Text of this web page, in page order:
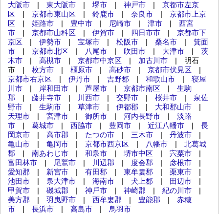
大阪市 | 東大阪市 | 堺市 | 神戸市 | 京都市左京
区 | 京都市東山区 | 鈴鹿市 | 奈良市 | 京都市上京
区 | 姫路市 | 豊中市 | 尼崎市 | 津市 | 西宮
市 | 京都市山科区 | 伊賀市 | 四日市市 | 京都市下
京区 | 伊勢市 | 宝塚市 | 松阪市 | 桑名市 | 箕面
市 | 京都市北区 | 八尾市 | 吹田市 | 大津市 | 茨
木市 | 高槻市 | 京都市中京区 | 加古川市 | 明石
市 | 枚方市 | 橿原市 | 高砂市 | 京都市伏見区 |
京都市右京区 | 伊丹市 | 吉野郡 | 和歌山市 | 寝屋
川市 | 岸和田市 | 芦屋市 | 京都市南区 | 生駒
郡 | 藤井寺市 | 川西市 | 交野市 | 桜井市 | 泉佐
野市 | 生駒市 | 草津市 | 伊都郡 | 大和郡山市 |
天理市 | 宮津市 | 御所市 | 河内長野市 | 淡路
市 | 葛城市 | 西脇市 | 豊岡市 | 近江八幡市 | 長
岡京市 | 高市郡 | たつの市 | 三木市 | 丹波市 |
亀山市 | 亀岡市 | 京都市西京区 | 八幡市 | 北葛城
郡 | 南あわじ市 | 和泉市 | 堺市中区 | 宍粟市 |
富田林市 | 尾鷲市 | 川辺郡 | 度会郡 | 彦根市 |
愛知郡 | 新宮市 | 有田郡 | 東牟婁郡 | 栗東市 |
池田市 | 泉大津市 | 海南市 | 犬上郡 | 田辺市 |
甲賀市 | 磯城郡 | 神⼾市 | 神崎郡 | 紀の川市 |
美方郡 | 羽曳野市 | 西牟婁郡 | 豊能郡 | 赤穂
市 | 長浜市 | 高島市 | 鳥羽市